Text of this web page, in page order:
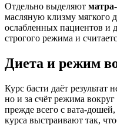
Отдельно выделяют
масляную клизму мягкого
ослабленных пациентов и
строгого режима и
Диета и режим
Курс басти даёт результат
но и за счёт режима
прежде всего с вата-
курса выстраивают так,